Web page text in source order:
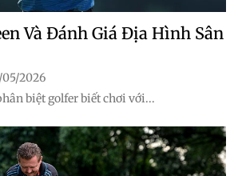
Và Đánh Giá Địa Hình Sân
2026
biệt golfer biết chơi với...